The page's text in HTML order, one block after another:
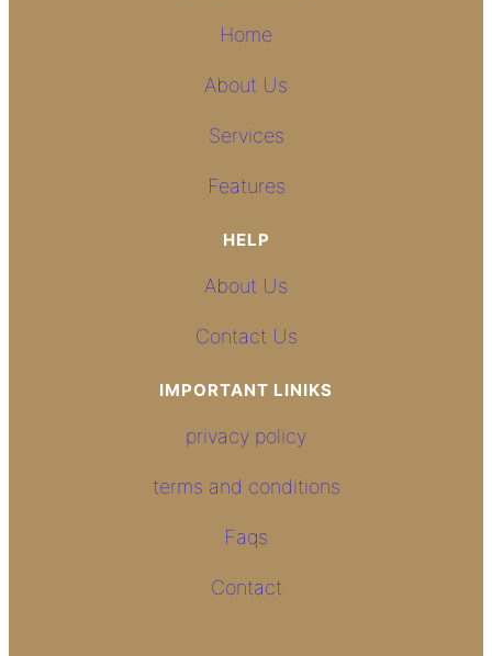
Home
About Us
Services
Features
HELP
About Us
Contact Us
IMPORTANT LINIKS
privacy policy
terms and conditions
Faqs
Contact